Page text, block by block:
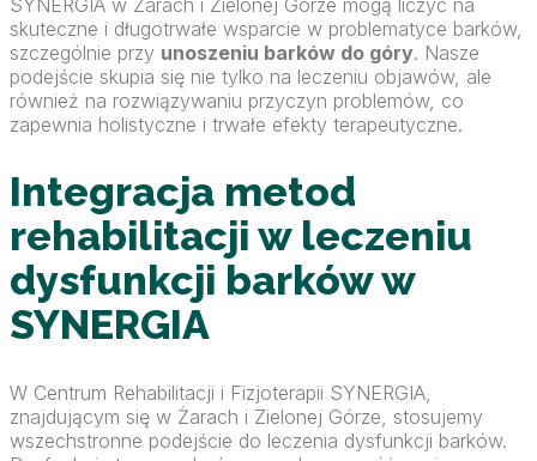
skuteczne i długotrwałe wsparcie w problematyce barków,
szczególnie przy unoszeniu barków do góry. Nasze
podejście skupia się nie tylko na leczeniu objawów, ale
również na rozwiązywaniu przyczyn problemów, co
zapewnia holistyczne i trwałe efekty terapeutyczne.
Integracja metod
rehabilitacji w leczeniu
dysfunkcji barków w
SYNERGIA
W Centrum Rehabilitacji i Fizjoterapii SYNERGIA,
znajdującym się w Żarach i Zielonej Górze, stosujemy
wszechstronne podejście do leczenia dysfunkcji barków.